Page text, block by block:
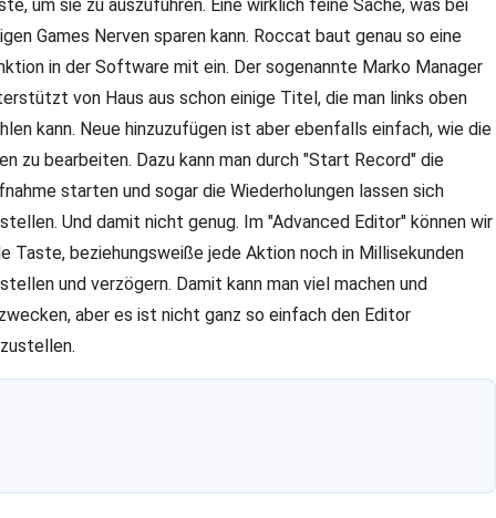
um sie zu auszuführen. Eine wirklich feine Sache, was bei
Games Nerven sparen kann. Roccat baut genau so eine
in der Software mit ein. Der sogenannte Marko Manager
von Haus aus schon einige Titel, die man links oben
kann. Neue hinzuzufügen ist aber ebenfalls einfach, wie die
zu bearbeiten. Dazu kann man durch "Start Record" die
starten und sogar die Wiederholungen lassen sich
Und damit nicht genug. Im "Advanced Editor" können wir
Taste, beziehungsweiße jede Aktion noch in Millisekunden
und verzögern. Damit kann man viel machen und
aber es ist nicht ganz so einfach den Editor